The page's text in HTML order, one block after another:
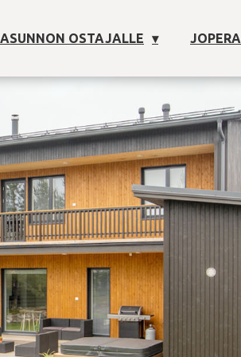
ASUNNON OSTAJALLE JOPERA